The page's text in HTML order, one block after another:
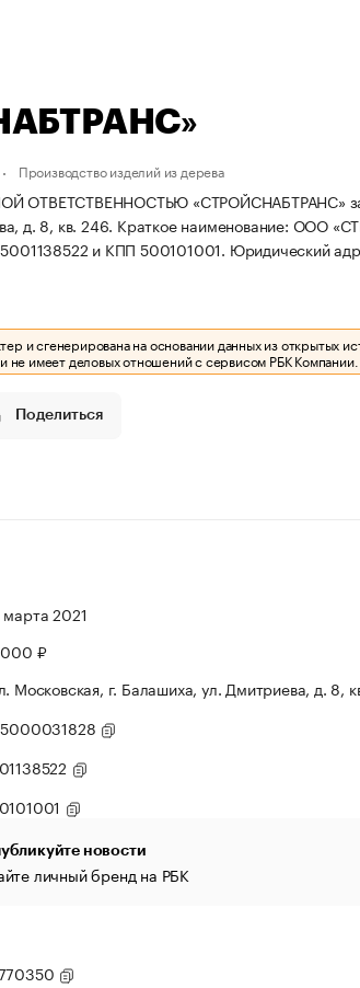
Производство изделий из дерева
ОТВЕТСТВЕННОСТЬЮ «СТРОЙСНАБТРАНС»
д. 8, кв. 246. Краткое наименование: ООО
и КПП 500101001. Юридический
и сгенерирована на основании данных из открытых
не имеет деловых отношений с сервисом РБК Компании.
Поделиться
2021
₽
Московская, г. Балашиха, ул. Дмитриева, д. 8,
новости
личный бренд на РБК